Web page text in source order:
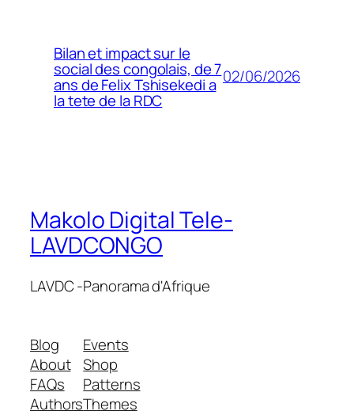
Bilan et impact sur le
social des congolais, de 7
ans de Felix Tshisekedi a
la tete de la RDC
02/06/2026
Makolo Digital Tele-
LAVDCONGO
LAVDC -Panorama d'Afrique
Blog
About
FAQs
Authors
Events
Shop
Patterns
Themes